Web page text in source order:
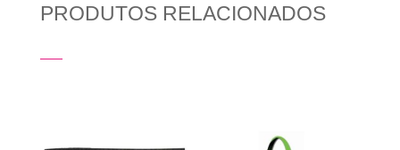
PRODUTOS RELACIONADOS